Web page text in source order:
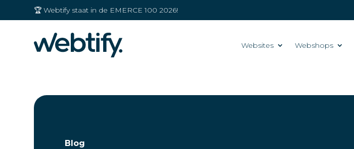
🏆 Webtify staat in de EMERCE 100 2026!
Websites Webshops
Blog